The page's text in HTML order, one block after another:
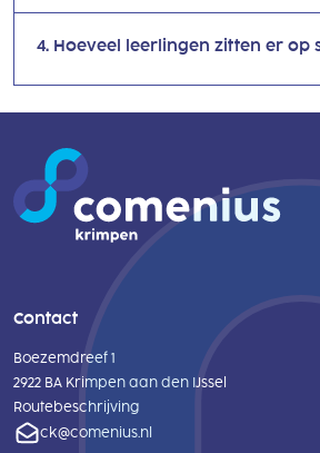
4. Hoeveel leerlingen zitten er op
Contact
Boezemdreef 1
2922 BA Krimpen aan den IJssel
Routebeschrijving
ck@comenius.nl